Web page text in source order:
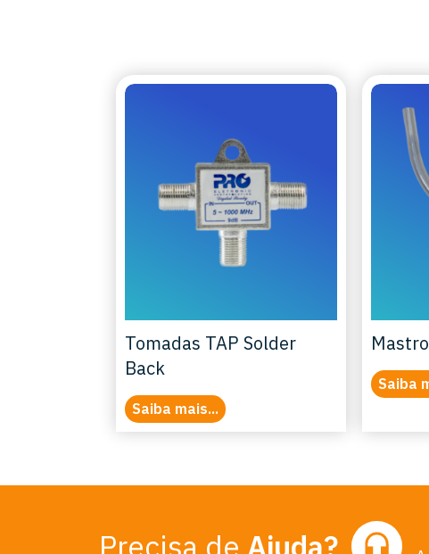
Tomadas TAP Solder
Back
Saiba mais...
Saiba
Precisa de Ajuda?